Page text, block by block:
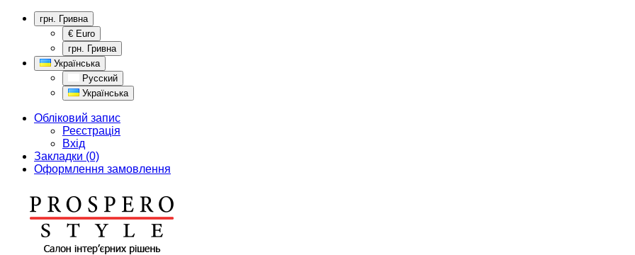
грн. Гривна
€ Euro
грн. Гривна
Українська
Русский
Українська
Обліковий запис
Реєстрація
Вхід
Закладки (0)
Оформлення замовлення